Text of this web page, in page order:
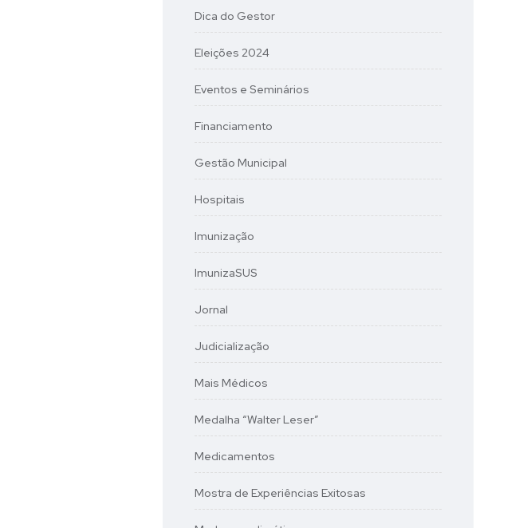
Dica do Gestor
Eleições 2024
Eventos e Seminários
Financiamento
Gestão Municipal
Hospitais
Imunização
ImunizaSUS
Jornal
Judicialização
Mais Médicos
Medalha “Walter Leser”
Medicamentos
Mostra de Experiências Exitosas